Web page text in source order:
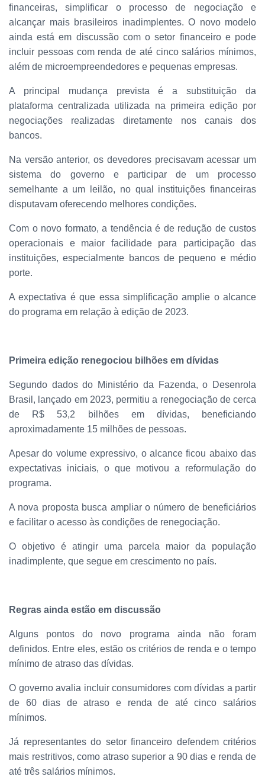
financeiras, simplificar o processo de negociação e
alcançar mais brasileiros inadimplentes. O novo modelo
ainda está em discussão com o setor financeiro e pode
incluir pessoas com renda de até cinco salários mínimos,
além de microempreendedores e pequenas empresas.
A principal mudança prevista é a substituição da
plataforma centralizada utilizada na primeira edição por
negociações realizadas diretamente nos canais dos
bancos.
Na versão anterior, os devedores precisavam acessar um
sistema do governo e participar de um processo
semelhante a um leilão, no qual instituições financeiras
disputavam oferecendo melhores condições.
Com o novo formato, a tendência é de redução de custos
operacionais e maior facilidade para participação das
instituições, especialmente bancos de pequeno e médio
porte.
A expectativa é que essa simplificação amplie o alcance
do programa em relação à edição de 2023.
Primeira edição renegociou bilhões em dívidas
Segundo dados do Ministério da Fazenda, o Desenrola
Brasil, lançado em 2023, permitiu a renegociação de cerca
de R$ 53,2 bilhões em dívidas, beneficiando
aproximadamente 15 milhões de pessoas.
Apesar do volume expressivo, o alcance ficou abaixo das
expectativas iniciais, o que motivou a reformulação do
programa.
A nova proposta busca ampliar o número de beneficiários
e facilitar o acesso às condições de renegociação.
O objetivo é atingir uma parcela maior da população
inadimplente, que segue em crescimento no país.
Regras ainda estão em discussão
Alguns pontos do novo programa ainda não foram
definidos. Entre eles, estão os critérios de renda e o tempo
mínimo de atraso das dívidas.
O governo avalia incluir consumidores com dívidas a partir
de 60 dias de atraso e renda de até cinco salários
mínimos.
Já representantes do setor financeiro defendem critérios
mais restritivos, como atraso superior a 90 dias e renda de
até três salários mínimos.